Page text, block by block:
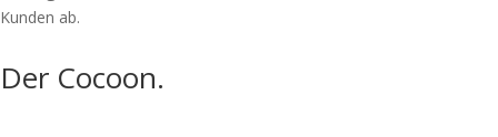
Kunden ab.
Der Cocoon.